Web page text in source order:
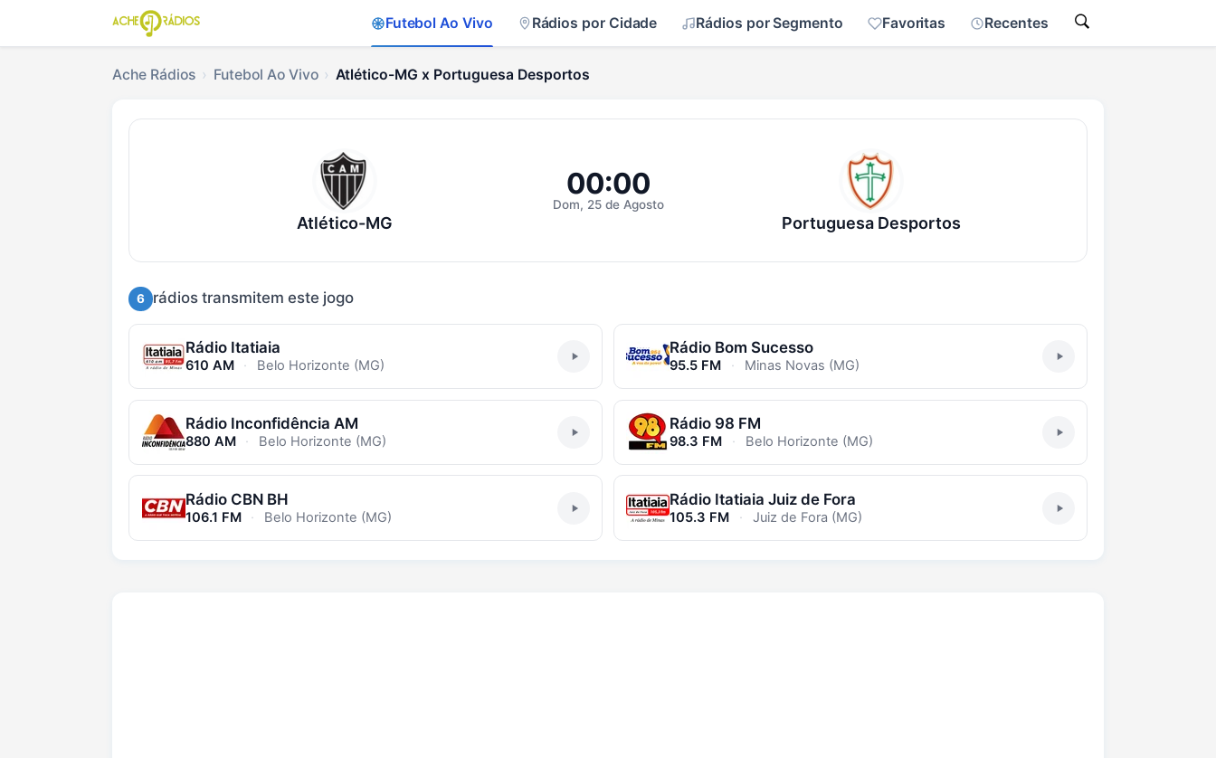
Futebol Ao Vivo Rádios por Cidade Rádios por Segmento Favoritas Recentes
Ache Rádios Futebol Ao Vivo Atlético-MG x Portuguesa Desportos
Ouvir Atlético-MG x Portuguesa Desportos Ao Vivo
Atlético-MG
00:00
Dom, 25 de Agosto
Portuguesa Desportos
6 rádios transmitem este jogo
Rádio Itatiaia
610 AM · Belo Horizonte (MG)
Rádio Bom Sucesso
95.5 FM · Minas Novas (MG)
Rádio Inconfidência AM
880 AM · Belo Horizonte (MG)
Rádio 98 FM
98.3 FM · Belo Horizonte (MG)
Rádio CBN BH
106.1 FM · Belo Horizonte (MG)
Rádio Itatiaia Juiz de Fora
105.3 FM · Juiz de Fora (MG)